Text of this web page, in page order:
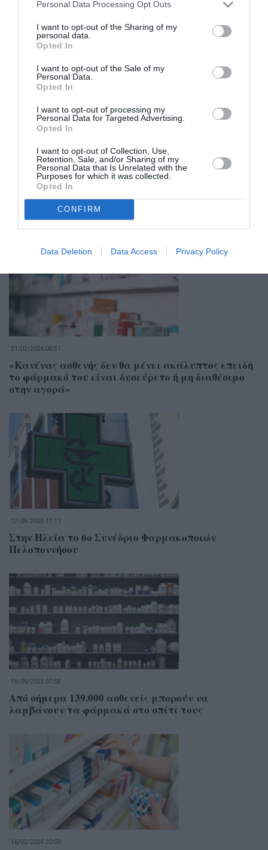
Personal Data Processing Opt Outs
I want to opt-out of the Sharing of my
personal data.
Opted In
I want to opt-out of the Sale of my
Personal Data.
Opted In
I want to opt-out of processing my
Personal Data for Targeted Advertising.
Opted In
I want to opt-out of Collection, Use,
Retention, Sale, and/or Sharing of my
Personal Data that Is Unrelated with the
Purposes for which it was collected.
Opted In
CONFIRM
Data Deletion Data Access Privacy Policy
Σχετικά Άρθρα
21/02/2026 08:51
«Κανένας ασθενής δεν θα μένει ακάλυπτος επειδή
το φάρμακό του είναι δυσεύρετο ή μη διαθέσιμο
στην αγορά»
17/09/2025 17:11
Στην Ηλεία το 6ο Συνέδριο Φαρμακοποιών
Πελοποννήσου
16/06/2025 07:58
Από σήμερα 139.000 ασθενείς μπορούν να
λαμβάνουν τα φάρμακά στο σπίτι τους
16/02/2024 20:00